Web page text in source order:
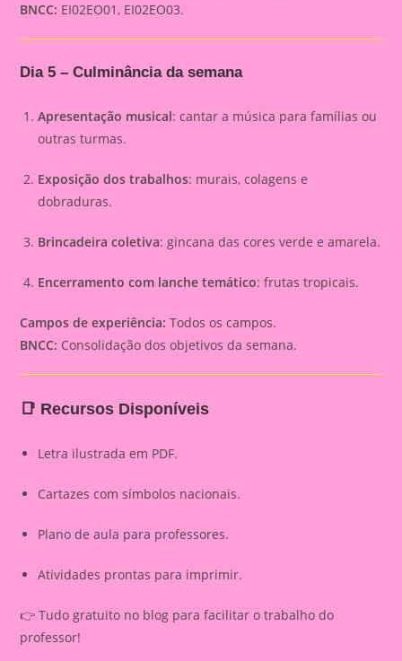
BNCC: EI02EO01, EI02EO03.
Dia 5 – Culminância da semana
Apresentação musical: cantar a música para famílias ou
outras turmas.
Exposição dos trabalhos: murais, colagens e
dobraduras.
Brincadeira coletiva: gincana das cores verde e amarela.
Encerramento com lanche temático: frutas tropicais.
Campos de experiência: Todos os campos.
BNCC: Consolidação dos objetivos da semana.
📑 Recursos Disponíveis
Letra ilustrada em PDF.
Cartazes com símbolos nacionais.
Plano de aula para professores.
Atividades prontas para imprimir.
👉 Tudo gratuito no blog para facilitar o trabalho do
professor!